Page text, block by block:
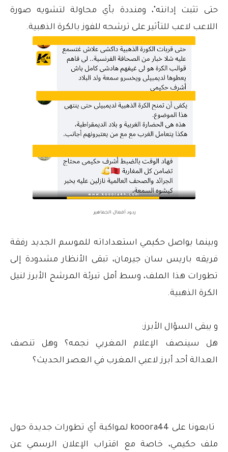
حتى تثبت إدانته"، ومنددة بأي محاولة لتشويه صورة
اللاعب لاعب للتأثير على ترشحه للفوز بالكرة الذهبية.
ردود أفعال الجماهير
وبينما يواصل حكيمي استعداداته للموسم الجديد رفقة
فريقه باريس سان جيرمان، تبقى الأنظار مشدودة إلى
تطورات هذا الملف، وسط أمل تبرئة المرشح الأبرز لنيل
الكرة الذهبية.
و يبقى السؤال الأبرز:
هل سينصف الإعلام المغربي نجمه؟ وهل تنصف
العدالة أحد أبرز لاعبي المغرب في العصر الحديث؟
تابعونا على kooora44 لمواكبة أي تطورات جديدة حول
ملف حكيمي، خاصة مع اقتراب الإعلان الرسمي عن